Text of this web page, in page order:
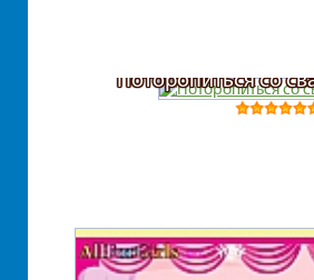
Поторопиться со